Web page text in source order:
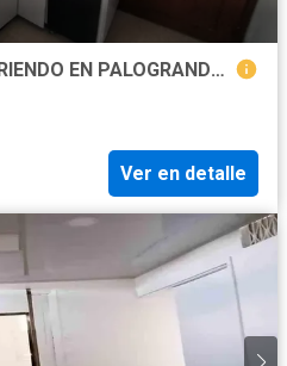
APARTAESTUDIO EN ARRIENDO EN PALOGRANDE/MANIZALES
Ver en detalle